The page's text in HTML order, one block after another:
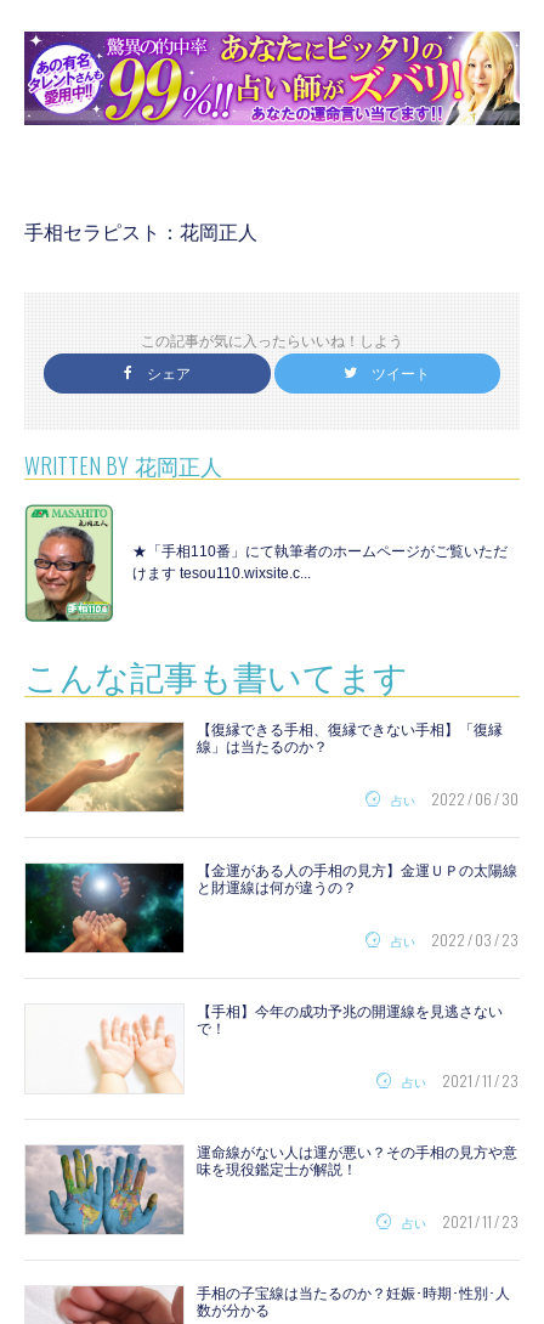
手相セラピスト：花岡正人
この記事が気に入ったらいいね！しよう
シェア
ツイート
WRITTEN BY 花岡正人
★「手相110番」にて執筆者のホームページがご覧いただ
けます tesou110.wixsite.c...
こんな記事も書いてます
【復縁できる手相、復縁できない手相】「復縁
線」は当たるのか？
占い 2022 / 06 / 30
【金運がある人の手相の見方】金運ＵＰの太陽線
と財運線は何が違うの？
占い 2022 / 03 / 23
【手相】今年の成功予兆の開運線を見逃さない
で！
占い 2021 / 11 / 23
運命線がない人は運が悪い？その手相の見方や意
味を現役鑑定士が解説！
占い 2021 / 11 / 23
手相の子宝線は当たるのか？妊娠･時期･性別･人
数が分かる